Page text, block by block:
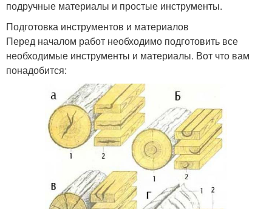
подручные материалы и простые инструменты.
Подготовка инструментов и материалов
Перед началом работ необходимо подготовить все
необходимые инструменты и материалы. Вот что вам
понадобится: